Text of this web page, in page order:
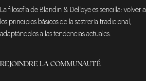
La filosofía de Blandin & Delloye es sencilla: volver a
los principios básicos de la sastrería tradicional,
adaptándolos a las tendencias actuales.
REJOINDRE LA COMMUNAUTÉ